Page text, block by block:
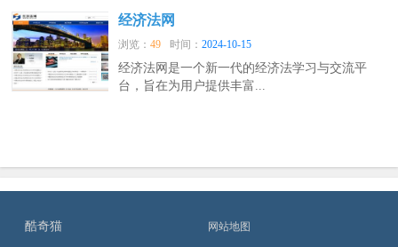
经济法网
浏览：49 时间：2024-10-15
经济法网是一个新一代的经济法学习与交流平
台，旨在为用户提供丰富...
酷奇猫 网站地图